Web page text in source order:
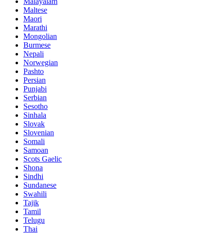
Maltese
Maori
Marathi
Mongolian
Burmese
Nepali
Norwegian
Pashto
Persian
Punjabi
Serbian
Sesotho
Sinhala
Slovak
Slovenian
Somali
Samoan
Scots Gaelic
Shona
Sindhi
Sundanese
Swahili
Tajik
Tamil
Telugu
Thai